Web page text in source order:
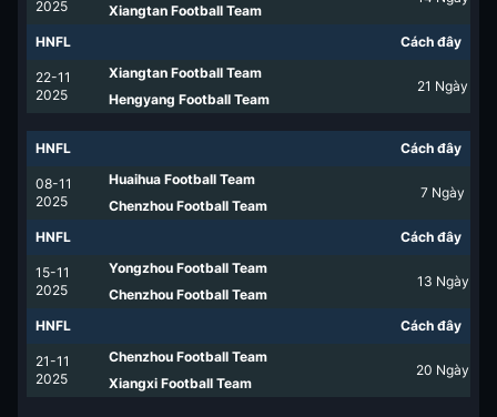
2025 Xiangtan Football Team
HNFL Cách đây
22-11
2025
Xiangtan Football Team
Hengyang Football Team
21 Ngày
HNFL Cách đây
08-11
2025
Huaihua Football Team
Chenzhou Football Team
7 Ngày
HNFL Cách đây
15-11
2025
Yongzhou Football Team
Chenzhou Football Team
13 Ngày
HNFL Cách đây
21-11
2025
Chenzhou Football Team
Xiangxi Football Team
20 Ngày